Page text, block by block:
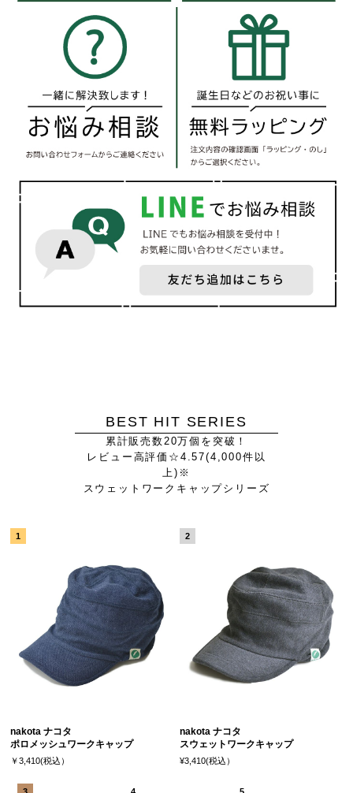
BEST HIT SERIES
累計販売数20万個を突破！
レビュー高評価☆4.57(4,000件以
上)※
スウェットワークキャップシリーズ
nakota ナコタ
ポロメッシュワークキャップ
￥3,410(税込）
nakota ナコタ
スウェットワークキャップ
¥3,410(税込）